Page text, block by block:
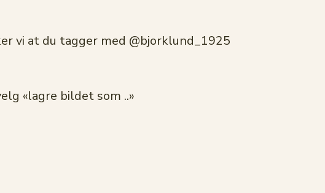
vi at du tagger med @bjorklund_1925
«lagre bildet som ..»